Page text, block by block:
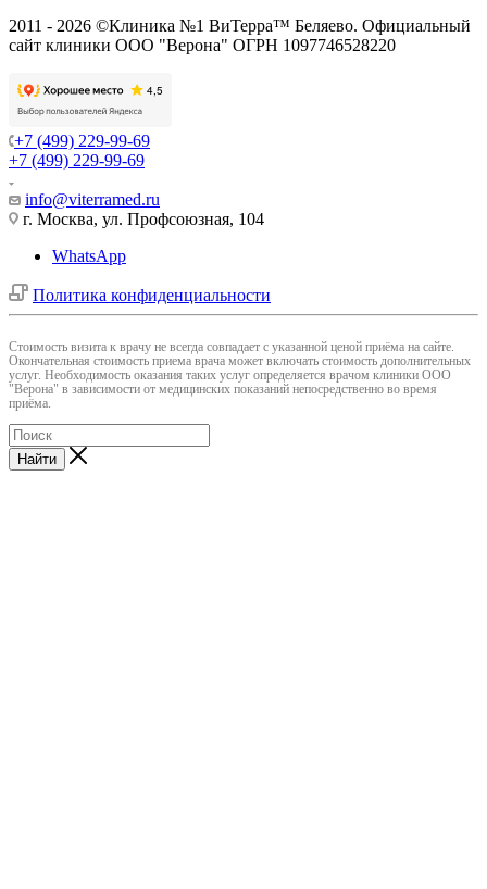
2011 - 2026 ©Клиника №1 ВиТерра™ Беляево. Официальный
сайт клиники ООО "Верона" ОГРН 1097746528220
+7 (499) 229-99-69
+7 (499) 229-99-69
info@viterramed.ru
г. Москва, ул. Профсоюзная, 104
WhatsApp
Политика конфиденциальности
Cтоимость визита к врачу не всегда совпадает с указанной ценой приёма на сайте.
Окончательная стоимость приема врача может включать стоимость дополнительных
услуг. Необходимость оказания таких услуг определяется врачом клиники ООО
"Верона" в зависимости от медицинских показаний непосредственно во время
приёма.
Найти